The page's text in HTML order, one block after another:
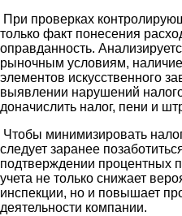
При проверках
только факт понесения
оправданность.
рыночным условиям,
элементов искусственного
выявлении нарушений
доначислить налог, пени и
Чтобы минимизировать
следует заранее
подтверждении процентных
учета не только снижает
инспекции, но и повышает
деятельности компании.